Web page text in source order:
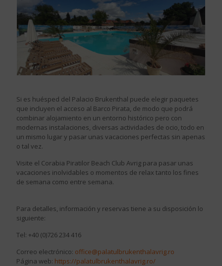
Si es huésped del Palacio Brukenthal puede elegir paquetes
que incluyen el acceso al Barco Pirata, de modo que podrá
combinar alojamiento en un entorno histórico pero con
modernas instalaciones, diversas actividades de ocio, todo en
un mismo lugar y pasar unas vacaciones perfectas sin apenas
o tal vez.
Visite el Corabia Piratilor Beach Club Avrig para pasar unas
vacaciones inolvidables o momentos de relax tanto los fines
de semana como entre semana.
Para detalles, información y reservas tiene a su disposición lo
siguiente:
Tel: +40 (0)726 234 416
Correo electrónico: office@palatulbrukenthalavrig.ro
Página web: https://palatulbrukenthalavrig.ro/